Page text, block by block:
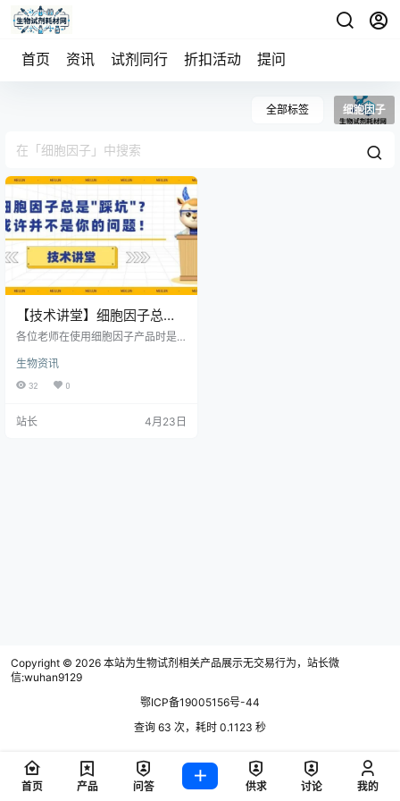
首页 资讯 试剂同行 折扣活动 提问
全部标签 细胞因子
【技术讲堂】细胞因子总
是"踩坑"？或许并不是你的
各位老师在使用细胞因子产品时是
的操作步骤，为什么实验数据总是
不稳定？x26quot;x26quot;换了新
文献/说明书参数操作，信号却时有
生物资讯
32 0
站长 4月23日
Copyright © 2026 本站为生物试剂相关产品展示无交易行为，站长微
信:wuhan9129
鄂ICP备19005156号-44
查询 63 次，耗时 0.1123 秒
首页 产品 问答 供求 讨论 我的